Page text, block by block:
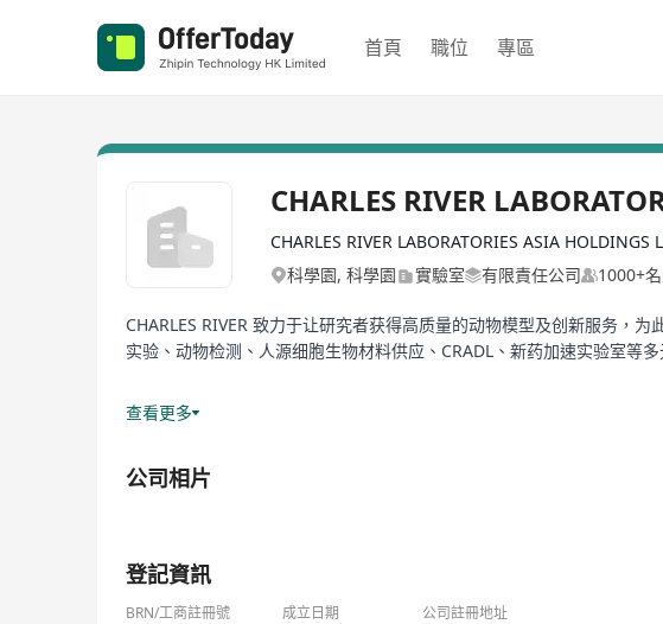
首頁 職位 專區
CHARLES RIVER
CHARLES RIVER LABORATORIES ASIA HOLDINGS
科學園, 科學園
實驗室 有限責任公司 1000+
CHARLES RIVER 致力于让研究者获得高质量的动物模型及创新服务，
实验、动物检测、人源细胞生物材料供应、CRADL、新药加速实验室等多
并已在全国建立多个遵循统一的Charles River Laboratories先进管理理
查看更多
公司相片
登記資訊
BRN/工商註冊號 成立日期 公司註冊地址